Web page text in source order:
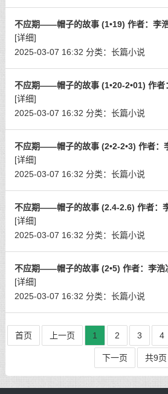
不应期——帽子的故事 (1•19) 作者：李
[详细]
2025-03-07 16:32 分类： 长篇小说
不应期——帽子的故事 (1•20-2•01) 作者
[详细]
2025-03-07 16:32 分类： 长篇小说
不应期——帽子的故事 (2•2-2•3) 作者：
[详细]
2025-03-07 16:32 分类： 长篇小说
不应期——帽子的故事 (2.4-2.6) 作者：
[详细]
2025-03-07 16:32 分类： 长篇小说
不应期——帽子的故事 (2•5) 作者：李浩
[详细]
2025-03-07 16:32 分类： 长篇小说
首页 上一页 1 2 3 4
下一页 共9页